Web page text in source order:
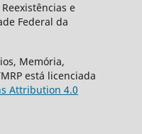
e
Federal da
Memória,
está licenciada
Attribution 4.0